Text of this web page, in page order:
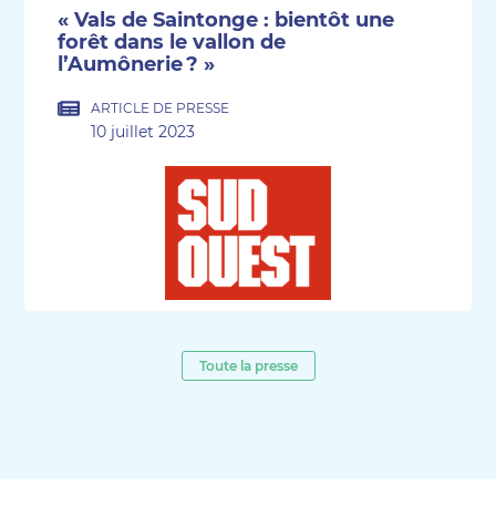
« Vals de Saintonge : bientôt une
forêt dans le vallon de
l’Aumônerie ? »
ARTICLE DE PRESSE
10 juillet 2023
Toute la presse